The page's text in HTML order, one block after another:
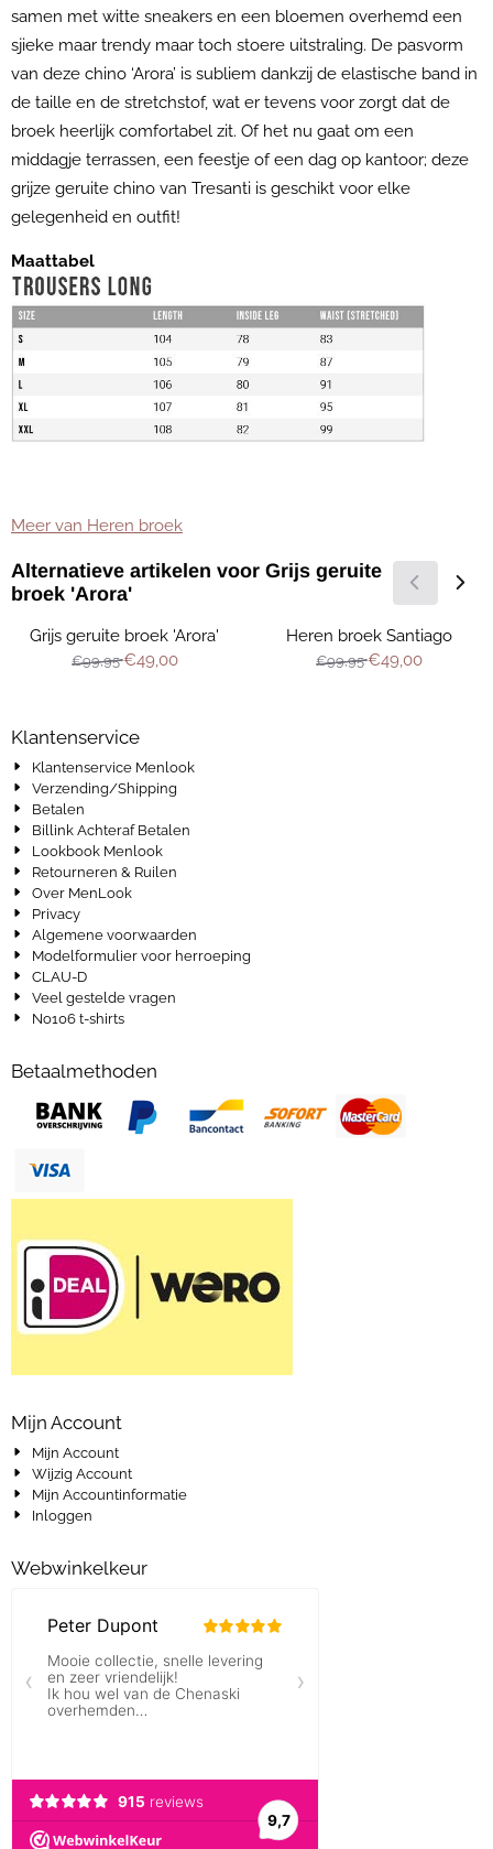
samen met witte sneakers en een bloemen overhemd een
sjieke maar trendy maar toch stoere uitstraling. De pasvorm
van deze chino ‘Arora’ is subliem dankzij de elastische band in
de taille en de stretchstof, wat er tevens voor zorgt dat de
broek heerlijk comfortabel zit. Of het nu gaat om een
middagje terrassen, een feestje of een dag op kantoor; deze
grijze geruite chino van Tresanti is geschikt voor elke
gelegenheid en outfit!
Maattabel
Meer van Heren broek
Alternatieve artikelen voor Grijs geruite
broek 'Arora'
Grijs geruite broek 'Arora'
Van 99,95 voor 49,00
€99,95€49,00
Heren broek Santiago
Van 99,95 voor
€99,95€49,00
Klantenservice
Klantenservice Menlook
Verzending/Shipping
Betalen
Billink Achteraf Betalen
Lookbook Menlook
Retourneren & Ruilen
Over MenLook
Privacy
Algemene voorwaarden
Modelformulier voor herroeping
CLAU-D
Veel gestelde vragen
No106 t-shirts
Betaalmethoden
Mijn Account
Mijn Account
Wijzig Account
Mijn Accountinformatie
Inloggen
Webwinkelkeur